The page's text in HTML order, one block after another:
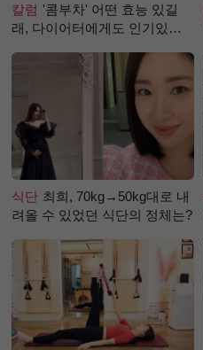
칼럼 '콤부차' 어떤 효능 있길
래, 다이어터에게도 인기있는
식단 최희, 70kg→50kg대로 내
려올 수 있었던 식단의 정체는?